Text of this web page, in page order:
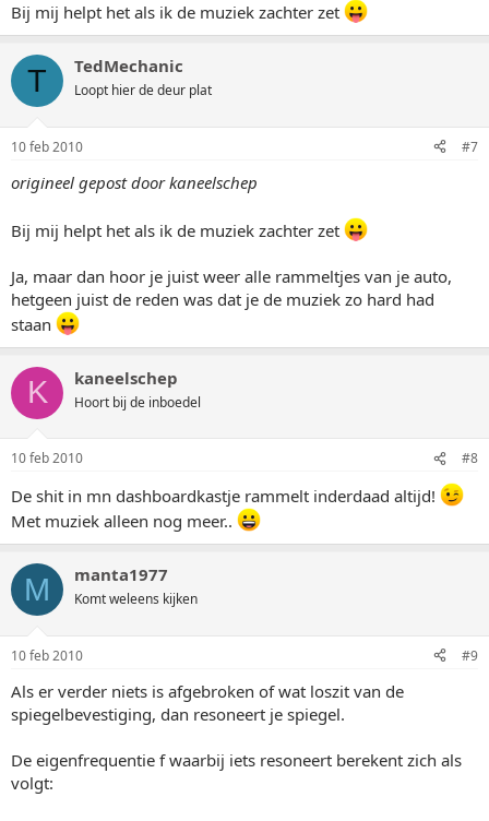
Bij mij helpt het als ik de muziek zachter zet
T TedMechanic
Loopt hier de deur plat
10 feb 2010 #7
origineel gepost door kaneelschep
Bij mij helpt het als ik de muziek zachter zet
Ja, maar dan hoor je juist weer alle rammeltjes van je auto,
hetgeen juist de reden was dat je de muziek zo hard had
staan
K kaneelschep
Hoort bij de inboedel
10 feb 2010 #8
De shit in mn dashboardkastje rammelt inderdaad altijd!
Met muziek alleen nog meer..
M manta1977
Komt weleens kijken
10 feb 2010 #9
Als er verder niets is afgebroken of wat loszit van de
spiegelbevestiging, dan resoneert je spiegel.
De eigenfrequentie f waarbij iets resoneert berekent zich als
volgt: